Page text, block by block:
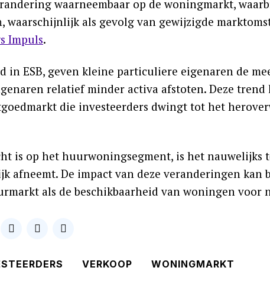
waarneembaar op de woningmarkt,
waarschijnlijk als gevolg van gewijzigde
Impuls.
in ESB, geven kleine particuliere eigenaren de
relatief minder activa afstoten. Deze trend
die investeerders dwingt tot het
is op het huurwoningsegment, is het nauwelijks
afneemt. De impact van deze veranderingen kan
als de beschikbaarheid van woningen voor
VERKOOP WONINGMARKT